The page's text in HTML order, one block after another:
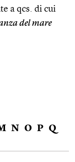
a qcs. di cui
del mare
N O P Q